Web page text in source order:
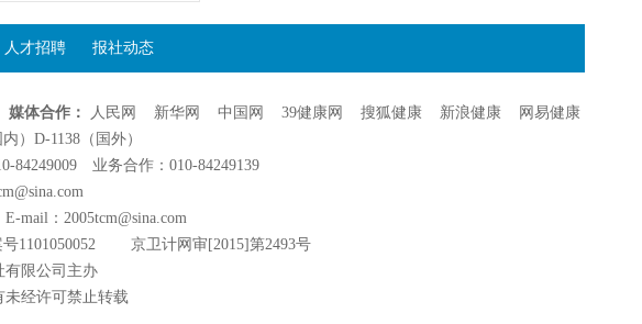
人才招聘 报社动态
媒体合作： 人民网 新华网 中国网 39健康网 搜狐健康 新浪健康
网易健康
）D-1138（国外）
业务合作：010-84249139
mail：2005tcm@sina.com
1101050052 京卫计网审[2015]第2493号
有限公司主办
未经许可禁止转载